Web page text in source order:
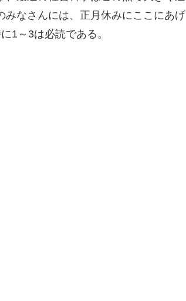
なさんには、正月休みにここにあげ
1～3は必読である。